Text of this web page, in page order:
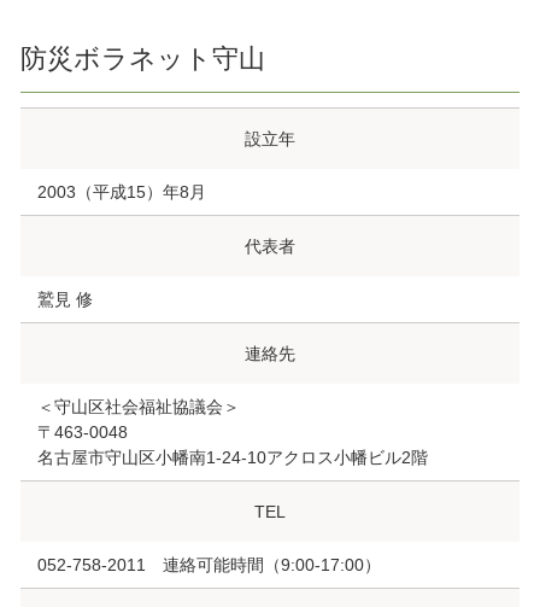
防災ボラネット守山
設立年
2003（平成15）年8月
代表者
鷲見 修
連絡先
＜守山区社会福祉協議会＞
〒463-0048
名古屋市守山区小幡南1-24-10アクロス小幡ビル2階
TEL
052-758-2011 連絡可能時間（9:00-17:00）